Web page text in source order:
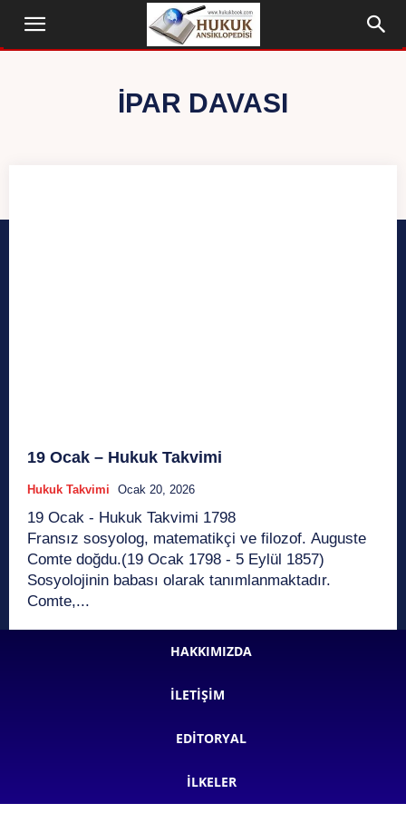
İPAR DAVASI
19 Ocak – Hukuk Takvimi
Hukuk Takvimi Ocak 20, 2026
19 Ocak - Hukuk Takvimi 1798
Fransız sosyolog, matematikçi ve filozof. Auguste
Comte doğdu.(19 Ocak 1798 - 5 Eylül 1857)
Sosyolojinin babası olarak tanımlanmaktadır.
Comte,...
HAKKIMIZDA
İLETIŞIM
EDITORYAL
İLKELER